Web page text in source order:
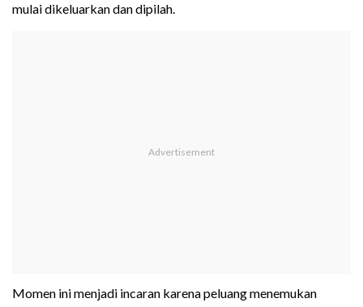
mulai dikeluarkan dan dipilah.
Momen ini menjadi incaran karena peluang menemukan